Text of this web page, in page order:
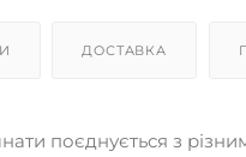
ДОСТАВКА
поєднується з